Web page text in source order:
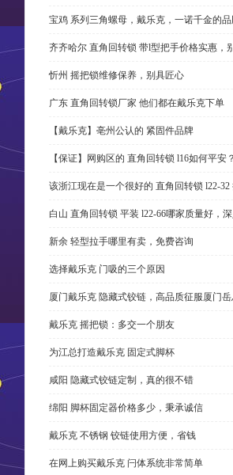
宝鸡 系列三角螺母，戴乐克，一诺千金的
齐齐哈尔 直角回转锁 带l型把手价格实惠，
忻州 摇把锁维修保养，别具匠心
广东 直角回转锁厂家 他们都在戴乐克下单
【戴乐克】亳州公认的 紧固件品牌
【保证】网购区的 直角回转锁 l16如何平安
该浙江现在是一个很好的 直角回转锁 l22-
白山 直角回转锁 平装 l22-66哪家质量好，
新余 轻型拉手哪里有卖，免费咨询
选择戴乐克 门吸的三个原因
厦门戴乐克 隐藏式铰链，高品质征服厦门
戴乐克 摇把锁：多交一个朋友
为江总打造戴乐克 固定式脚杯
咸阳 隐藏式铰链定制，真的很不错
绵阳 脚杯固定器价格多少，秉承诚信
戴乐克 不锈钢 铰链使用方便，省钱
在网上购买戴乐克 闩体系统非常简单